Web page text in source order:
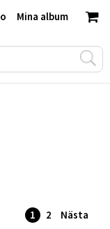
Mina album
1 2 Nästa